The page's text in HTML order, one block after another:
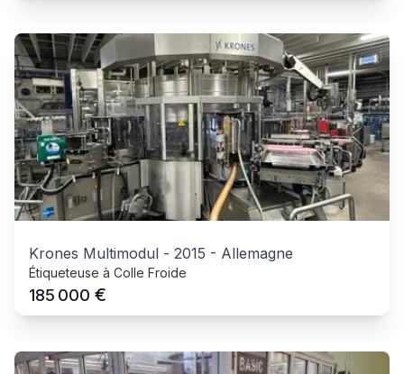
Krones Multimodul - 2015 - Allemagne
Étiqueteuse à Colle Froide
185 000 €